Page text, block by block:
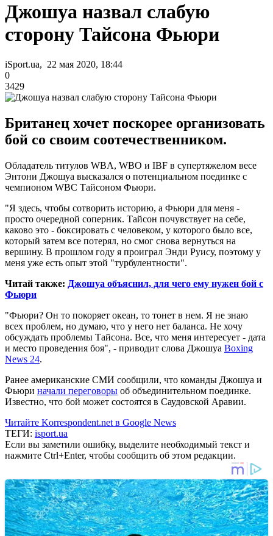
Джошуа назвал слабую
сторону Тайсона Фьюри
iSport.ua, 22 мая 2020, 18:44
0
3429
Британец хочет поскорее организовать
бой со своим соотечественником.
Обладатель титулов WBA, WBO и IBF в супертяжелом весе
Энтони Джошуа высказался о потенциальном поединке с
чемпионом WBC Тайсоном Фьюри.
"Я здесь, чтобы сотворить историю, а Фьюри для меня -
просто очередной соперник. Тайсон почувствует на себе,
каково это - боксировать с человеком, у которого было все,
который затем все потерял, но смог снова вернуться на
вершину. В прошлом году я проиграл Энди Руису, поэтому у
меня уже есть опыт этой "турбулентности".
Читай также: Джошуа объяснил, для чего ему нужен бой с
Фьюри
"Фьюри? Он то покоряет океан, то тонет в нем. Я не знаю
всех проблем, но думаю, что у него нет баланса. Не хочу
обсуждать проблемы Тайсона. Все, что меня интересует - дата
и место проведения боя", - приводит слова Джошуа Boxing
News 24.
Ранее американские СМИ сообщили, что команды Джошуа и
Фьюри начали переговоры об объединительном поединке.
Известно, что бой может состоятся в Саудовской Аравии.
Читайте Korrespondent.net в Google News
ТЕГИ: isport.ua
Если вы заметили ошибку, выделите необходимый текст и
нажмите Ctrl+Enter, чтобы сообщить об этом редакции.